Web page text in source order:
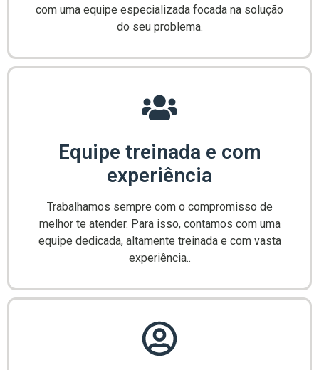
com uma equipe especializada focada na solução
do seu problema.
Equipe treinada e com
experiência
Trabalhamos sempre com o compromisso de
melhor te atender. Para isso, contamos com uma
equipe dedicada, altamente treinada e com vasta
experiência..